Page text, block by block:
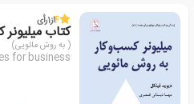
4از1رأی
کتاب
( به روش مائویی)
for business